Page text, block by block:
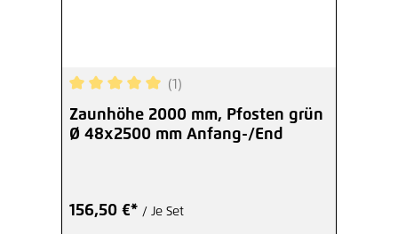
Durchschnittliche Bewertung von 5 von 5
(1)
Zaunhöhe 2000 mm, Pfosten grün
Ø 48x2500 mm Anfang-/End
156,50 €* / Je Set